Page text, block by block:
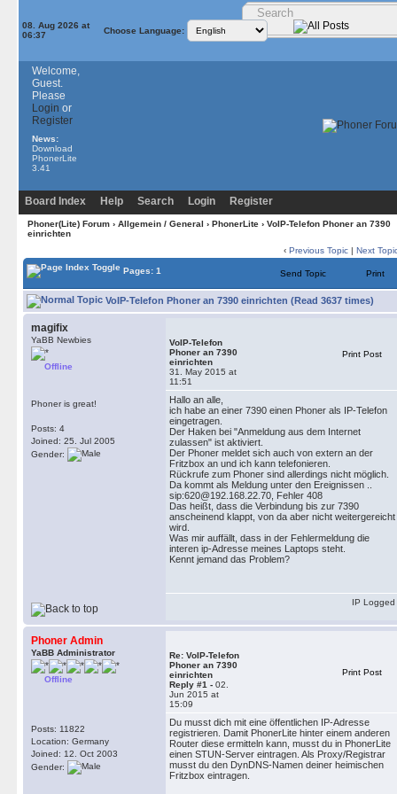
08. Aug 2026 at
06:37
Choose Language:
Welcome,
Guest.
Please
Login or
Register
News:
Download
PhonerLite
3.41
Board Index Help Search Login Register
Phoner(Lite) Forum› Allgemein / General › PhonerLite› VoIP-Telefon Phoner an 7390
einrichten
‹ Previous Topic | Next
Pages: 1 Send Topic Print
VoIP-Telefon Phoner an 7390 einrichten (Read 3637 times)
magifix
YaBB Newbies
Offline
Phoner is great!
Posts: 4
Joined: 25. Jul 2005
Gender:
VoIP-Telefon
Phoner an 7390
einrichten
31. May 2015 at
11:51
Print Post
Hallo an alle,
ich habe an einer 7390 einen Phoner als IP-Telefon
eingetragen.
Der Haken bei "Anmeldung aus dem Internet
zulassen" ist aktiviert.
Der Phoner meldet sich auch von extern an der
Fritzbox an und ich kann telefonieren.
Rückrufe zum Phoner sind allerdings nicht möglich.
Da kommt als Meldung unter den Ereignissen ..
sip:620@192.168.22.70, Fehler 408
Das heißt, dass die Verbindung bis zur 7390
anscheinend klappt, von da aber nicht weitergereicht
wird.
Was mir auffällt, dass in der Fehlermeldung die
interen ip-Adresse meines Laptops steht.
Kennt jemand das Problem?
IP Logged
Phoner Admin
YaBB Administrator
Offline
Posts: 11822
Location: Germany
Joined: 12. Oct 2003
Gender:
Re: VoIP-Telefon
Phoner an 7390
einrichten
Reply #1 - 02.
Jun 2015 at
15:09
Print Post
Du musst dich mit eine öffentlichen IP-Adresse
registrieren. Damit PhonerLite hinter einem anderen
Router diese ermitteln kann, musst du in PhonerLite
einen STUN-Server eintragen. Als Proxy/Registrar
musst du den DynDNS-Namen deiner heimischen
Fritzbox eintragen.